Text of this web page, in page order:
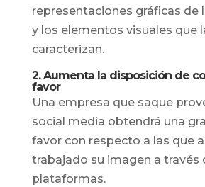
representaciones gráficas de
y los elementos visuales que
caracterizan.
2. Aumenta la disposición de
favor
Una empresa que saque
social media obtendrá una
favor con respecto a las que
trabajado su imagen a través
plataformas.